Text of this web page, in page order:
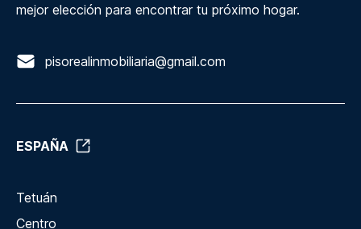
mejor elección para encontrar tu próximo hogar.
pisorealinmobiliaria@gmail.com
ESPAÑA
Tetuán
Centro